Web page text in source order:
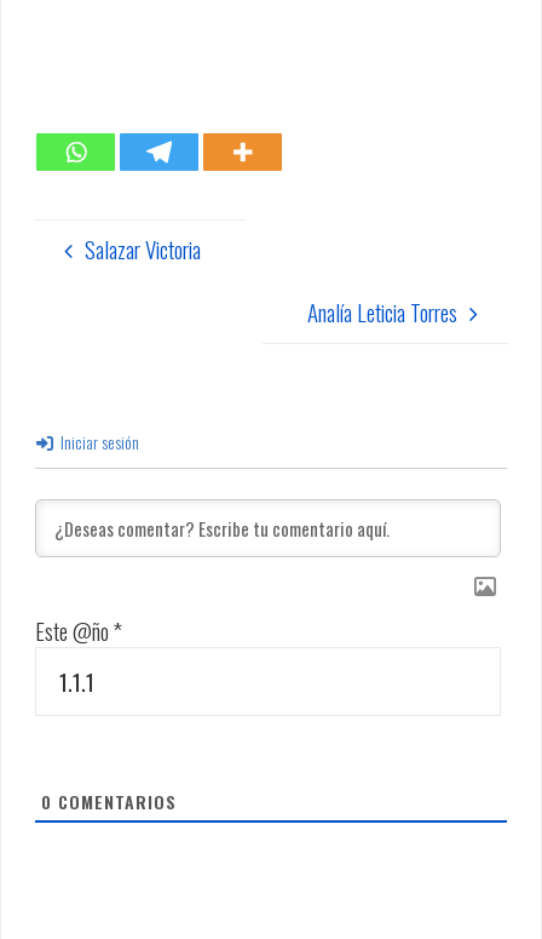
Salazar Victoria
Analía Leticia Torres
Iniciar sesión
Este @ño*
0 COMENTARIOS